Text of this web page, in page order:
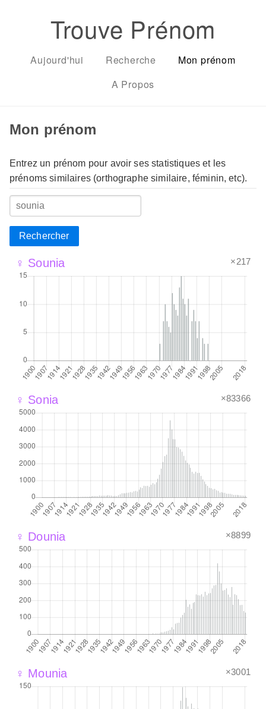
Trouve Prénom
Aujourd'hui Recherche
Mon prénom
A Propos
Mon prénom
Entrez un prénom pour avoir ses statistiques et les
prénoms similaires (orthographe similaire, féminin, etc).
Rechercher
♀ Sounia ×217
♀ Sonia ×83366
♀ Dounia ×8899
♀ Mounia ×3001